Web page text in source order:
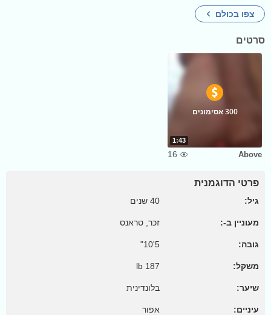
צפו בכולם
סרטים
1:43
300 אסימונים
Above
16
פרטי הדוגמנית
גיל: 40 שנים
מעוניין ב-: זכר, טראנס
גובה: 5'10"
משקל: 187 lb
שיער: בלונדינית
עיניים: אפור